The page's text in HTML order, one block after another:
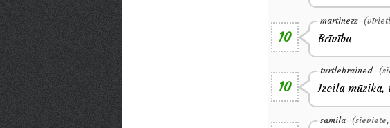
10
martinezz
Brīvība
10
turtlebrained
Izcila mūzika,
samila